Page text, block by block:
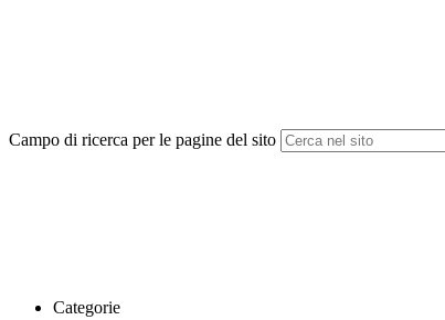
Campo di ricerca per le pagine del sito
Categorie